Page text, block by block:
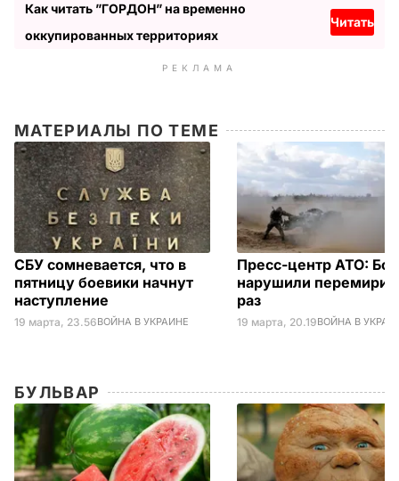
Как читать ”ГОРДОН” на временно
оккупированных территориях
Читать
РЕКЛАМА
МАТЕРИАЛЫ ПО ТЕМЕ
СБУ сомневается, что в
пятницу боевики начнут
наступление
19 марта, 23.56ВОЙНА В УКРАИНЕ
Пресс-центр АТО:
нарушили перемирие
раз
19 марта, 20.19ВОЙНА В
БУЛЬВАР